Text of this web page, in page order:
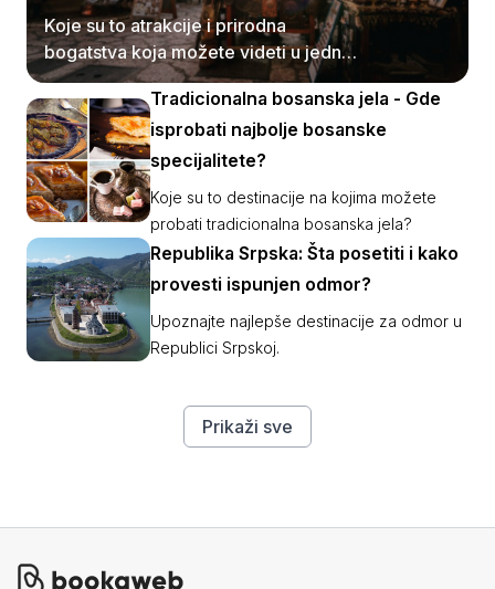
Koje su to atrakcije i prirodna
bogatstva koja možete videti u jednoj
od najlepših balkanskih zemalja?
Tradicionalna bosanska jela - Gde
isprobati najbolje bosanske
specijalitete?
Koje su to destinacije na kojima možete
probati tradicionalna bosanska jela?
Republika Srpska: Šta posetiti i kako
provesti ispunjen odmor?
Upoznajte najlepše destinacije za odmor u
Republici Srpskoj.
Prikaži sve